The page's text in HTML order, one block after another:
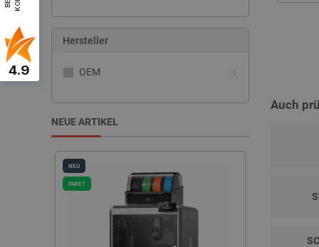
4.9
Hersteller
OEM 2
NEUE ARTIKEL
NEU
Auch